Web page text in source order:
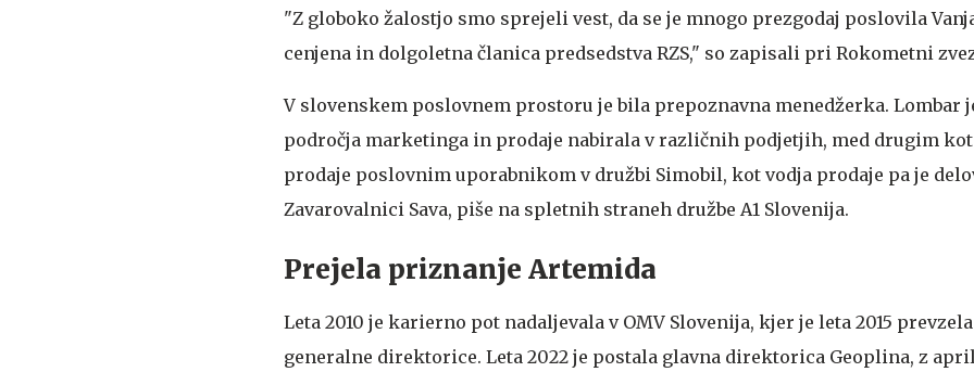
"Z globoko žalostjo smo sprejeli vest, da se je mnogo prezgodaj poslovila
cenjena in dolgoletna članica predsedstva RZS," so zapisali pri Rokometni
V slovenskem poslovnem prostoru je bila prepoznavna menedžerka. Lombar
področja marketinga in prodaje nabirala v različnih podjetjih, med drugim
prodaje poslovnim uporabnikom v družbi Simobil, kot vodja prodaje pa je
Zavarovalnici Sava, piše na spletnih straneh družbe A1 Slovenija.
Prejela priznanje Artemida
Leta 2010 je karierno pot nadaljevala v OMV Slovenija, kjer je leta 2015
generalne direktorice. Leta 2022 je postala glavna direktorica Geoplina, z